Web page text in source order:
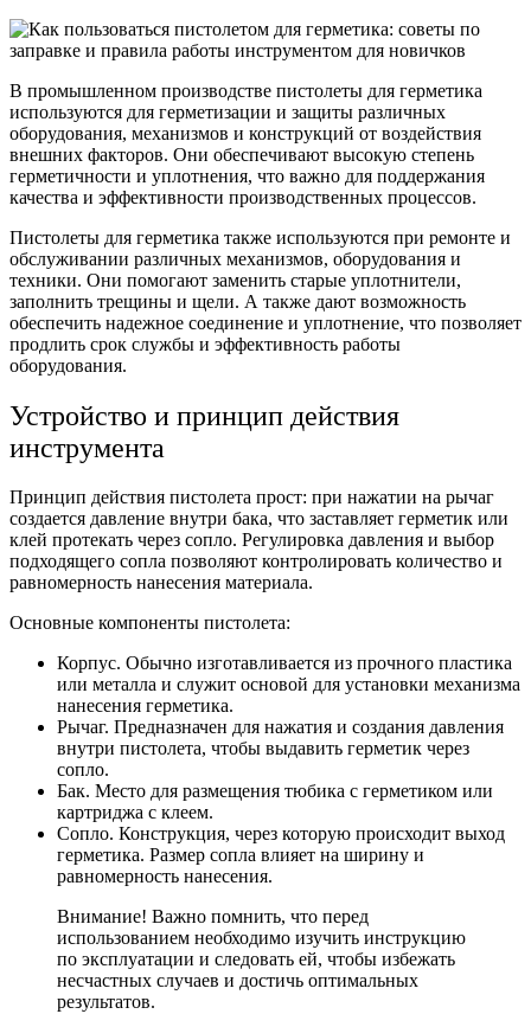
В промышленном производстве пистолеты для герметика
используются для герметизации и защиты различных
оборудования, механизмов и конструкций от воздействия
внешних факторов. Они обеспечивают высокую степень
герметичности и уплотнения, что важно для поддержания
качества и эффективности производственных процессов.
Пистолеты для герметика также используются при ремонте и
обслуживании различных механизмов, оборудования и
техники. Они помогают заменить старые уплотнители,
заполнить трещины и щели. А также дают возможность
обеспечить надежное соединение и уплотнение, что позволяет
продлить срок службы и эффективность работы
оборудования.
Устройство и принцип действия
инструмента
Принцип действия пистолета прост: при нажатии на рычаг
создается давление внутри бака, что заставляет герметик или
клей протекать через сопло. Регулировка давления и выбор
подходящего сопла позволяют контролировать количество и
равномерность нанесения материала.
Основные компоненты пистолета:
Корпус. Обычно изготавливается из прочного пластика
или металла и служит основой для установки механизма
нанесения герметика.
Рычаг. Предназначен для нажатия и создания давления
внутри пистолета, чтобы выдавить герметик через
сопло.
Бак. Место для размещения тюбика с герметиком или
картриджа с клеем.
Сопло. Конструкция, через которую происходит выход
герметика. Размер сопла влияет на ширину и
равномерность нанесения.
Внимание! Важно помнить, что перед
использованием необходимо изучить инструкцию
по эксплуатации и следовать ей, чтобы избежать
несчастных случаев и достичь оптимальных
результатов.